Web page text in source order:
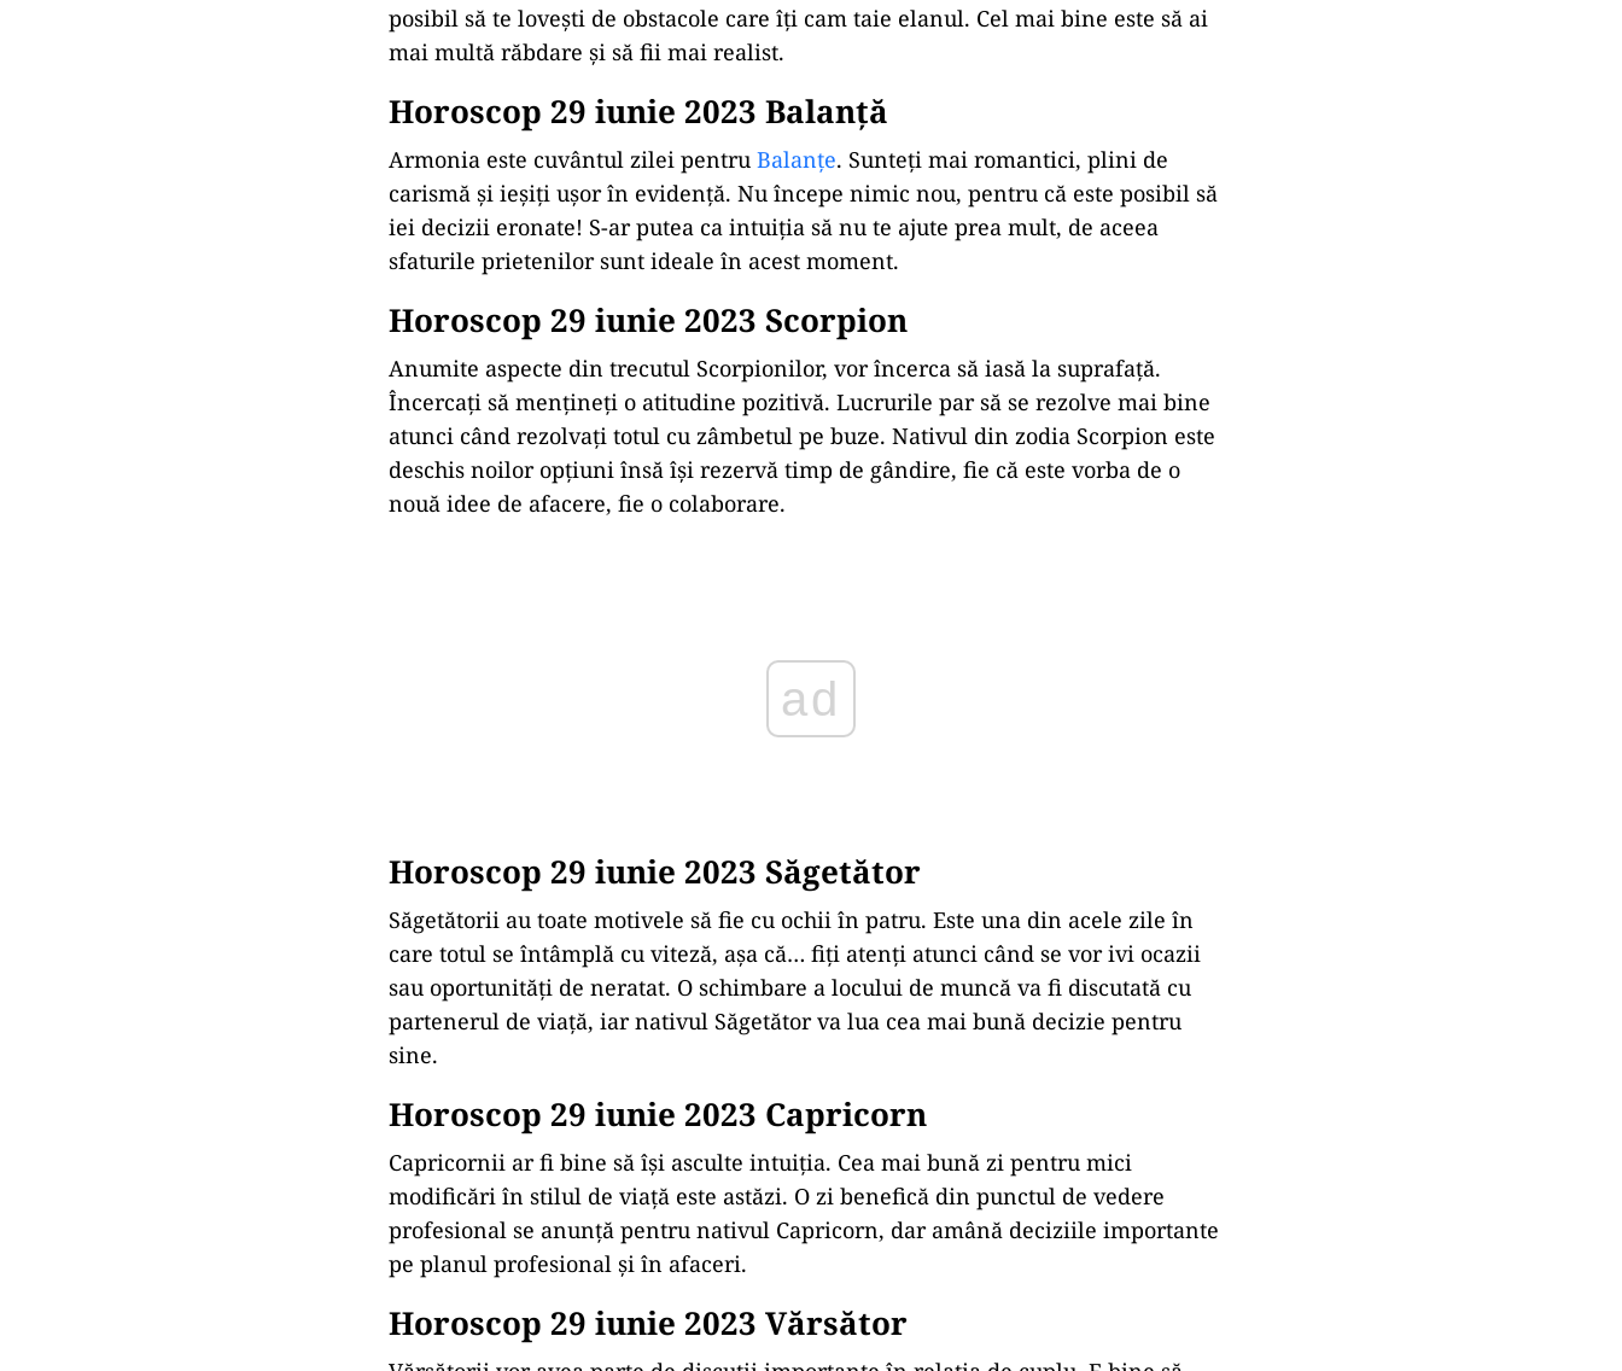
posibil să te loveşti de obstacole care îţi cam taie elanul. Cel mai bine este să ai
mai multă răbdare şi să fii mai realist.
Horoscop 29 iunie 2023 Balanţă
Armonia este cuvântul zilei pentru Balanțe. Sunteți mai romantici, plini de
carismă și ieșiți ușor în evidență. Nu începe nimic nou, pentru că este posibil să
iei decizii eronate! S-ar putea ca intuiţia să nu te ajute prea mult, de aceea
sfaturile prietenilor sunt ideale în acest moment.
Horoscop 29 iunie 2023 Scorpion
Anumite aspecte din trecutul Scorpionilor, vor încerca să iasă la suprafață.
Încercați să mențineți o atitudine pozitivă. Lucrurile par să se rezolve mai bine
atunci când rezolvați totul cu zâmbetul pe buze. Nativul din zodia Scorpion este
deschis noilor opțiuni însă îşi rezervă timp de gândire, fie că este vorba de o
nouă idee de afacere, fie o colaborare.
ad
Horoscop 29 iunie 2023 Săgetător
Săgetătorii au toate motivele să fie cu ochii în patru. Este una din acele zile în
care totul se întâmplă cu viteză, așa că… fiți atenți atunci când se vor ivi ocazii
sau oportunități de neratat. O schimbare a locului de muncă va fi discutată cu
partenerul de viață, iar nativul Săgetător va lua cea mai bună decizie pentru
sine.
Horoscop 29 iunie 2023 Capricorn
Capricornii ar fi bine să își asculte intuiția. Cea mai bună zi pentru mici
modificări în stilul de viață este astăzi. O zi benefică din punctul de vedere
profesional se anunță pentru nativul Capricorn, dar amână deciziile importante
pe planul profesional şi în afaceri.
Horoscop 29 iunie 2023 Vărsător